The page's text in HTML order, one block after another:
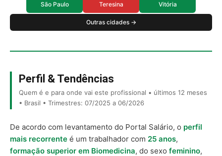
São Paulo Teresina Vitória
Outras cidades →
Perfil & Tendências
Quem é e para onde vai este profissional • últimos 12 meses
• Brasil • Trimestres: 07/2025 a 06/2026
De acordo com levantamento do Portal Salário, o perfil
mais recorrente é um trabalhador com 25 anos,
formação superior em Biomedicina, do sexo feminino,